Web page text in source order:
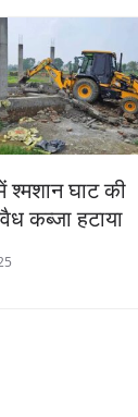
घाट की
कब्जा हटाया